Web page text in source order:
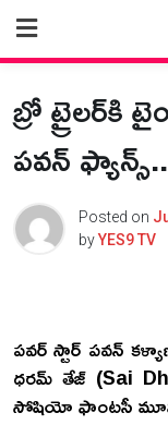
content
బ్రో ట్రైలర్‌కి
పవన్
Posted on
byYES9 TV
పవర్ స్టార్ పవన్
ధరమ్ తేజ్ (Sai
సోషియో ఫాంటసీ మూవీ